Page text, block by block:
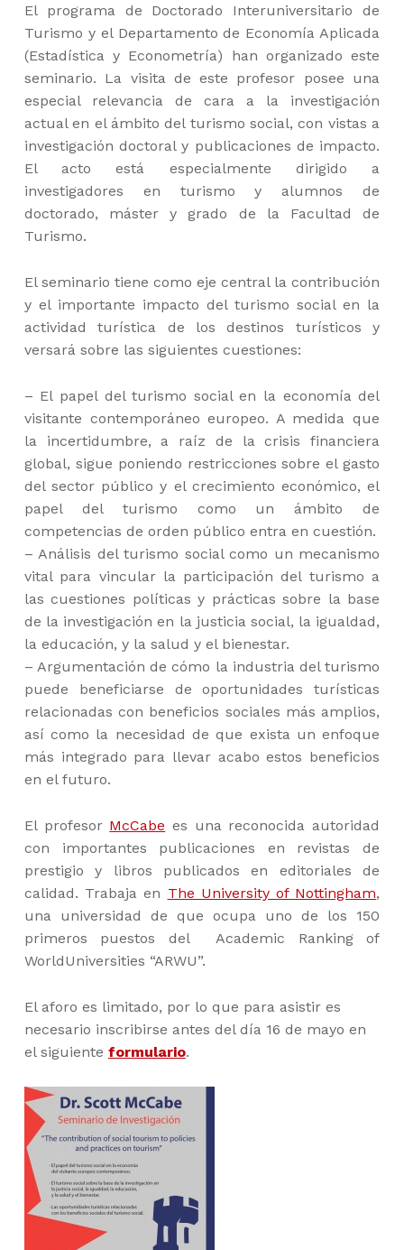
El programa de Doctorado Interuniversitario de
Turismo y el Departamento de Economía Aplicada
(Estadística y Econometría) han organizado este
seminario. La visita de este profesor posee una
especial relevancia de cara a la investigación
actual en el ámbito del turismo social, con vistas a
investigación doctoral y publicaciones de impacto.
El acto está especialmente dirigido a
investigadores en turismo y alumnos de
doctorado, máster y grado de la Facultad de
Turismo.
El seminario tiene como eje central la contribución
y el importante impacto del turismo social en la
actividad turística de los destinos turísticos y
versará sobre las siguientes cuestiones:
– El papel del turismo social en la economía del
visitante contemporáneo europeo. A medida que
la incertidumbre, a raíz de la crisis financiera
global, sigue poniendo restricciones sobre el gasto
del sector público y el crecimiento económico, el
papel del turismo como un ámbito de
competencias de orden público entra en cuestión.
– Análisis del turismo social como un mecanismo
vital para vincular la participación del turismo a
las cuestiones políticas y prácticas sobre la base
de la investigación en la justicia social, la igualdad,
la educación, y la salud y el bienestar.
– Argumentación de cómo la industria del turismo
puede beneficiarse de oportunidades turísticas
relacionadas con beneficios sociales más amplios,
así como la necesidad de que exista un enfoque
más integrado para llevar acabo estos beneficios
en el futuro.
El profesor McCabe es una reconocida autoridad
con importantes publicaciones en revistas de
prestigio y libros publicados en editoriales de
calidad. Trabaja en The University of Nottingham,
una universidad de que ocupa uno de los 150
primeros puestos del Academic Ranking of
WorldUniversities “ARWU”.
El aforo es limitado, por lo que para asistir es
necesario inscribirse antes del día 16 de mayo en
el siguiente formulario.